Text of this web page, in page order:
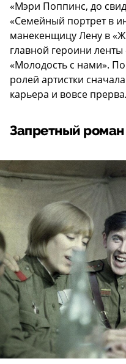
«Мэри Поппинс, до
«Семейный портрет в
манекенщицу Лену в
главной героини
«Молодость с нами».
ролей артистки
карьера и вовсе
Запретный роман